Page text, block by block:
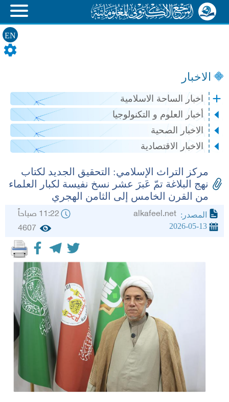
EN
الاخبار
اخبار الساحة الاسلامية
أخبار العلوم و التكنولوجيا
الاخبار الصحية
الاخبار الاقتصادية
مركز التراث الإسلامي: التحقيق الجديد لكتاب
نهج البلاغة تمّ عَبرَ عشر نسخ نفيسة لكبار العلماء
من القرن الخامس إلى الثامن الهجري
المصدر: 11:22 صباحاً
2026-05-13
4607